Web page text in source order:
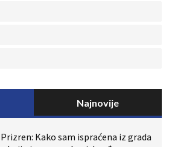
Najnovije
Prizren: Kako sam ispraćena iz grada